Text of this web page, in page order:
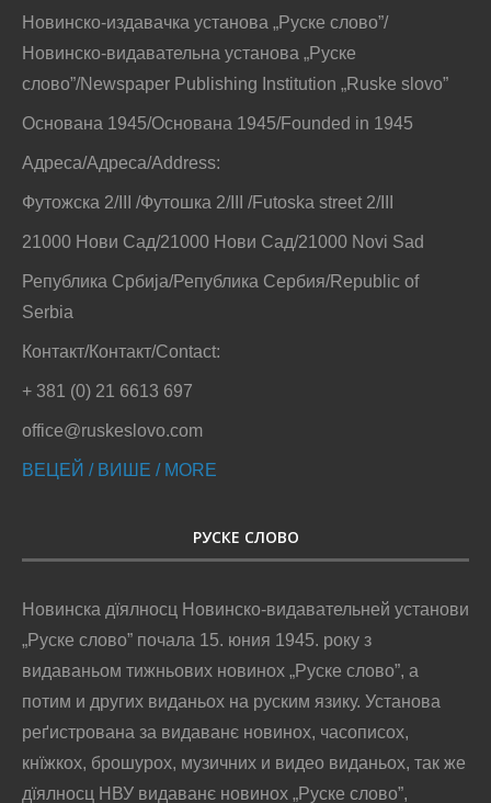
Новинско-издавачка установа „Руске слово”/
Новинско-видавательна установа „Руске
слово”/Newspaper Publishing Institution „Ruske slovo”
Основана 1945/Основана 1945/Founded in 1945
Адреса/Адреса/Address:
Футожска 2/III /Футошка 2/III /Futoska street 2/III
21000 Нови Сад/21000 Нови Сад/21000 Novi Sad
Република Србија/Република Сербия/Republic of
Serbia
Контакт/Контакт/Contact:
+ 381 (0) 21 6613 697
office@ruskeslovo.com
ВЕЦЕЙ / ВИШЕ / MORE
РУСКЕ СЛОВО
Новинска дїялносц Новинско-видавательней установи
„Руске слово” почала 15. юния 1945. року з
видаваньом тижньових новинох „Руске слово”, а
потим и других виданьох на руским язику. Установа
реґистрована за видаванє новинох, часописох,
кнїжкох, брошурох, музичних и видео виданьох, так же
дїялносц НВУ видаванє новинох „Руске слово”,